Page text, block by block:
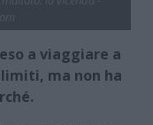
a viaggiare a
ma non ha